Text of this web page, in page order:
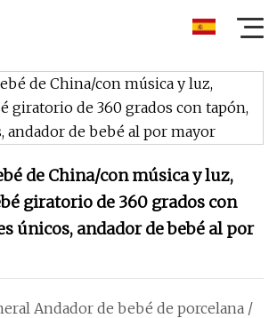
de China/con música y luz,
giratorio de 360 ​​grados con
únicos, andador de bebé al por
Andador de bebé de porcelana /